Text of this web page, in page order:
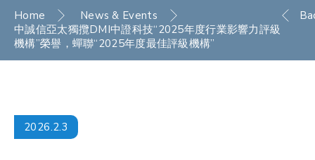
Home
News & Events
中誠信亞太獨攬DMI中證科技“2025年度行業影響力評級
機構”榮譽，蟬聯“2025年度最佳評級機構”
2026.2.3